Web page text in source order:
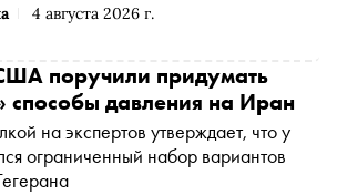
4 августа 2026 г.
поручили придумать
способы давления на Иран
на экспертов утверждает, что у
ограниченный набор вариантов